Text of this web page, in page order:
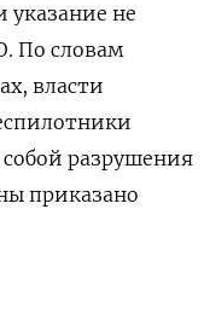
указание не
По словам
власти
собой разрушения
приказано